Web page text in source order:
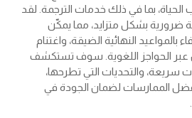
بما في ذلك خدمات الترجمة. لقد
ضرورية بشكل متزايد، مما يمكّن
بالمواعيد النهائية الضيقة، واغتنام
عبر الحواجز اللغوية. سوف تستكشف
سريعة، والتحديات التي تطرحها،
الممارسات لضمان الجودة في